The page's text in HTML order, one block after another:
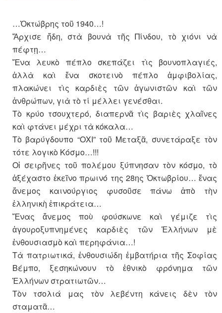
…Ὀκτώβρης τοῦ 1940…!
Ἄρχισε ἤδη, στὰ βουνὰ τῆς Πίνδου, τὸ χιόνι νὰ
πέφτῃ…
Ἕνα λευκὸ πέπλο σκεπάζει τὶς βουνοπλαγιές,
ἀλλὰ καὶ ἕνα σκοτεινὸ πέπλο ἀμφιβολίας,
πλακώνει τὶς καρδιὲς τῶν ἀγωνιστῶν καὶ τῶν
ἀνθρώπων, γιὰ τὸ τί μέλλει γενέσθαι.
Τὸ κρύο τσουχτερό, διαπερνᾶ τὶς βαριὲς χλαῖνες
καὶ φτάνει μέχρι τὰ κόκαλα…
Τὸ βαρύγδουπο “ΟΧΙ” τοῦ Μεταξᾶ, συνετάραξε τὸν
τότε λογικὸ Κόσμο…!!!
Οἱ σειρῆνες τοῦ πολέμου ξύπνησαν τὸν κόσμο, τὸ
ἀξέχαστο ἐκεῖνο πρωινό της 28ης Ὀκτωβρίου… ἕνας
ἄνεμος καινούργιος φυσοῦσε πάνω ἀπὸ τὴν
ἑλληνικὴ ἐπικράτεια…
Ἕνας ἄνεμος ποὺ φούσκωνε καὶ γέμιζε τὶς
ἀγουροξυπνημένες καρδιὲς τῶν Ἑλλήνων μὲ
ἐνθουσιασμὸ καὶ περηφάνια…!
Τὰ πατριωτικά, ἐνθουσιώδη ἐμβατήρια τῆς Σοφίας
Βέμπο, ξεσηκώνουν τὸ ἐθνικὸ φρόνημα τῶν
Ἑλλήνων στρατιωτῶν…
Τὸν τσολιά μας τὸν λεβέντη κάνεις δὲν τὸν
σταματᾶ…